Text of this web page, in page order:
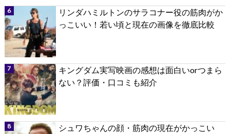
リンダハミルトンのサラコナー役の筋肉がか
っこいい！若い頃と現在の画像を徹底比較
キングダム実写映画の感想は面白いorつまら
ない？評価・口コミも紹介
シュワちゃんの顔・筋肉の現在がかっこい